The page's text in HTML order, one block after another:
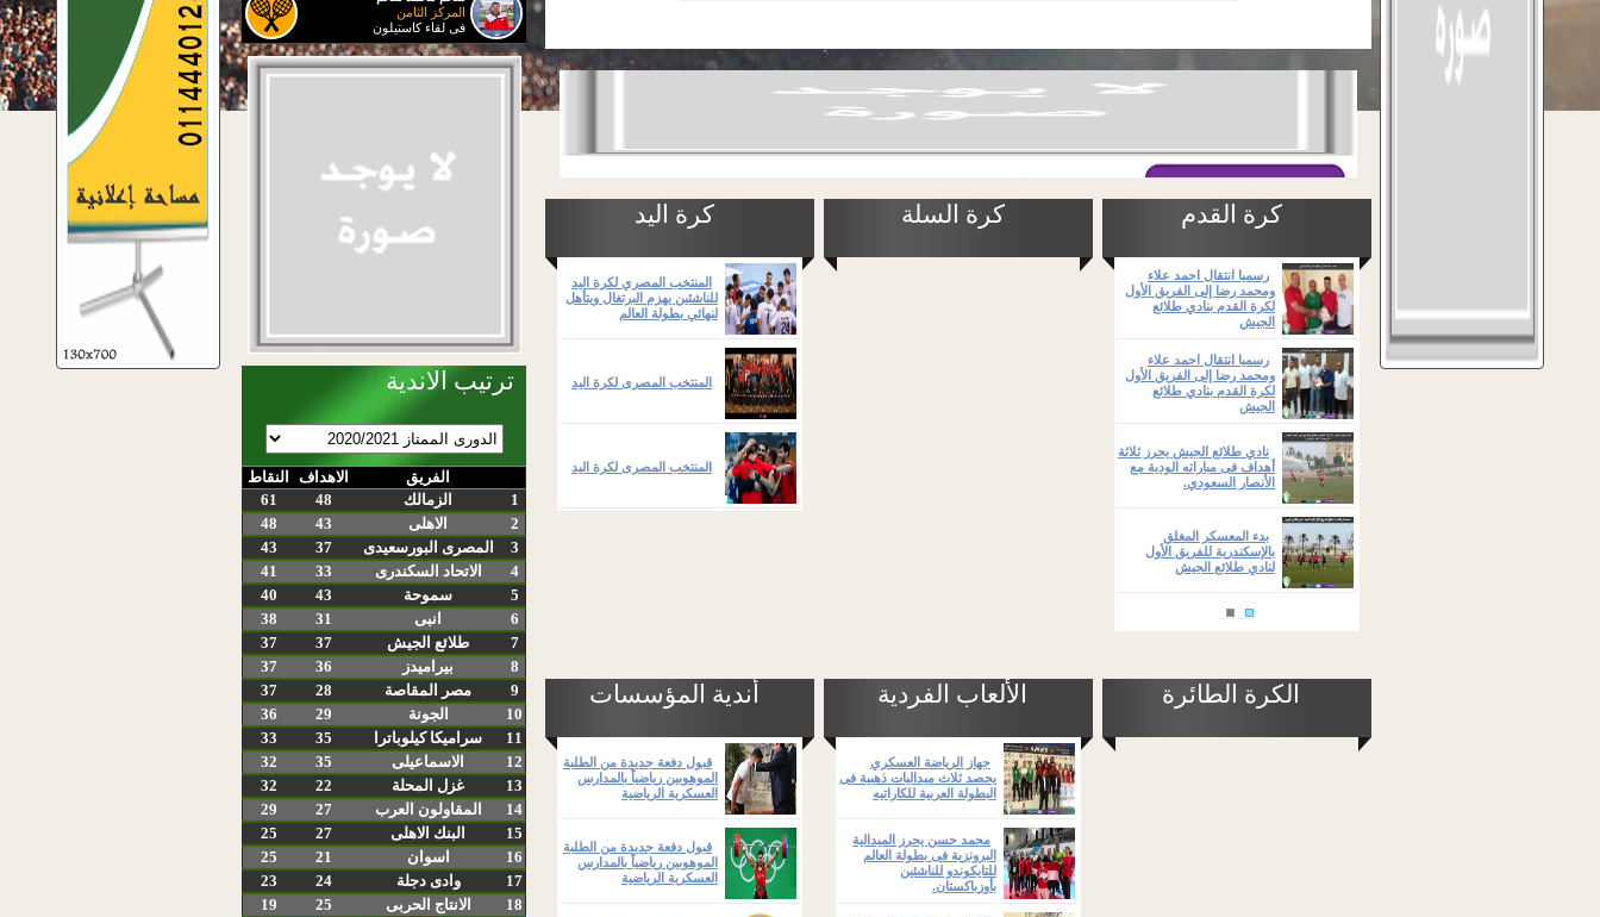
المركز الثامن
فى لقاء كاستيلون
ترتيب الاندية
الفريق الاهداف
النقاط
1
الزمالك 48
61
2
الاهلى 43
48
3
المصرى البورسعيدى 37
43
4
الاتحاد السكندرى 33
41
5
سموحة 43
40
6
انبى 31
38
7
طلائع الجيش 37
37
8
بيراميدز 36
37
9
مصر المقاصة 28
37
10
الجونة 29
36
11
سراميكا كيلوباترا 35
33
12
الاسماعيلى 35
32
13
غزل المحلة 22
32
14
المقاولون العرب 27
29
15
البنك الاهلى 27
25
16
اسوان 21
25
17
وادى دجلة 24
23
18
الانتاج الحربى 25
19
كرة القدم
رسميا انتقال احمد علاء
ومحمد رضا إلى الفريق الأول
لكرة القدم بنادي طلائع
الجيش
رسميا انتقال احمد علاء
ومحمد رضا إلى الفريق الأول
لكرة القدم بنادي طلائع
الجيش
نادي طلائع الجيش يحرز ثلاثة
أهداف فى مباراته الودية مع
الأنصار السعودي.
بدء المعسكر المغلق
بالإسكندرية للفريق الأول
لنادي طلائع الجيش
كرة السلة كرة اليد
المنتخب المصري لكرة اليد
للناشئين يهزم البرتغال ويتأهل
لنهائي بطولة العالم
المنتخب المصرى لكرة اليد
المنتخب المصرى لكرة اليد
الكرة الطائرة الألعاب الفردية
جهاز الرياضة العسكري
يحصد ثلاث ميداليات ذهبية فى
البطولة العربية للكاراتيه
محمد حسن يحرز الميدالية
البرونزية فى بطولة العالم
للتايكوندو للناشئين
بأوزباكستان.
أندية المؤسسات
قبول دفعة جديدة من الطلبة
الموهوبين رياضياً بالمدارس
العسكرية الرياضية
قبول دفعة جديدة من الطلبة
الموهوبين رياضياً بالمدارس
العسكرية الرياضية